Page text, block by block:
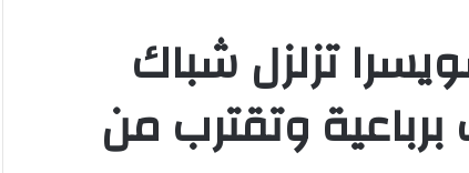
2026 : سويسرا تزلزل شباك
وتقترب من